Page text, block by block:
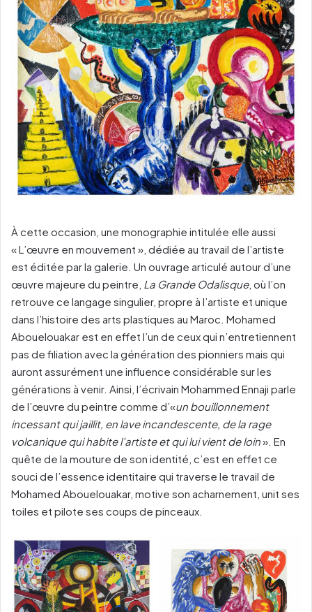
À cette occasion, une monographie intitulée elle aussi
« L’œuvre en mouvement », dédiée au travail de l’artiste
est éditée par la galerie. Un ouvrage articulé autour d’une
œuvre majeure du peintre, La Grande Odalisque, où l’on
retrouve ce langage singulier, propre à l’artiste et unique
dans l’histoire des arts plastiques au Maroc. Mohamed
Abouelouakar est en effet l’un de ceux qui n’entretiennent
pas de filiation avec la génération des pionniers mais qui
auront assurément une influence considérable sur les
générations à venir. Ainsi, l’écrivain Mohammed Ennaji parle
de l’œuvre du peintre comme d’«un bouillonnement
incessant qui jaillit, en lave incandescente, de la rage
volcanique qui habite l’artiste et qui lui vient de loin». En
quête de la mouture de son identité, c’est en effet ce
souci de l’essence identitaire qui traverse le travail de
Mohamed Abouelouakar, motive son acharnement, unit ses
toiles et pilote ses coups de pinceaux.